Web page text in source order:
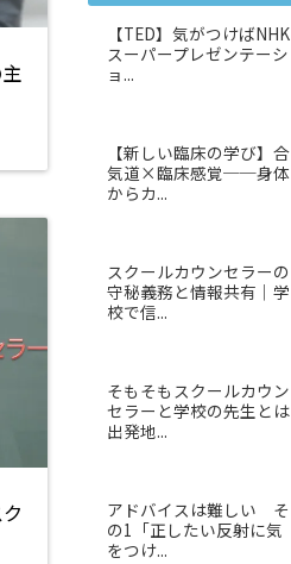
【TED】気がつけばNHK
スーパープレゼンテーシ
ョ...
【新しい臨床の学び】合
気道×臨床感覚──身体
からカ...
スクールカウンセラーの
守秘義務と情報共有｜学
校で信...
そもそもスクールカウン
セラーと学校の先生とは
出発地...
アドバイスは難しい そ
の1「正したい反射に気
をつけ...